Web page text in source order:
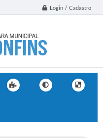
Login / Cadastro